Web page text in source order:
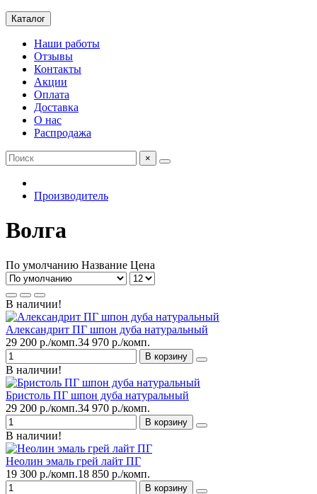
Каталог
Наши работы
Отзывы
Контакты
Акции
Оплата
Доставка
О нас
Распродажа
×
Производитель
Волга
По умолчанию Название Цена
В наличии!
Александрит ПГ шпон дуба натуральный
29 200 р./комп.34 970 р./комп.
В корзину
В наличии!
Бристоль ПГ шпон дуба натуральный
29 200 р./комп.34 970 р./комп.
В корзину
В наличии!
Неолин эмаль грей лайт ПГ
19 300 р./комп.18 850 р./комп.
В корзину